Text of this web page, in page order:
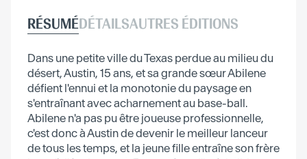
RÉSUMÉDÉTAILSAUTRES ÉDITIONS
Dans une petite ville du Texas perdue au milieu du
désert, Austin, 15 ans, et sa grande sœur Abilene
défient l'ennui et la monotonie du paysage en
s'entraînant avec acharnement au base-ball.
Abilene n'a pas pu être joueuse professionnelle,
c'est donc à Austin de devenir le meilleur lanceur
de tous les temps, et la jeune fille entraîne son frère